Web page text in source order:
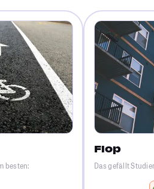
besten:
Flop
Das gefällt